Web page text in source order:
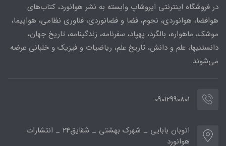
در فروشگاه اینترنتی ایروشاپ وابسته به نشر هوانورد، کتاب‌های
هوافضا، هوانوردی، نجوم، فضا و فضانوردی، فناوری نظامی، هواپیما،
موشک، ماهواره، بالگرد، پهپاد، سفرنامه، زندگینامه، تاریخ جهان،
دانستنیها، علم و دانش، تاریخ علم، ریاضیات و فیزیک و خلبانی عرضه
می‌شوند.
09012990801
اتوبان بابایی _ شهرک بهشتی _ شقایق24 _ انتشارات
هوانورد